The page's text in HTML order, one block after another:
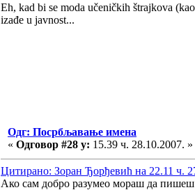
Eh, kad bi se moda učeničkih štrajkova
izađe u javnost...
Одг: Посрбљавање имена
« Одговор #28 у: 15.39 ч. 28.10.2007. »
Цитирано: Зоран Ђорђевић на 22.11 ч.
Ако сам добро разумео мораш да пишеш